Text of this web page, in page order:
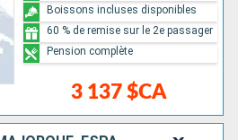
3 137 $CA
Boissons incluses disponibles
60 % de remise sur le 2e passager
Pension complète